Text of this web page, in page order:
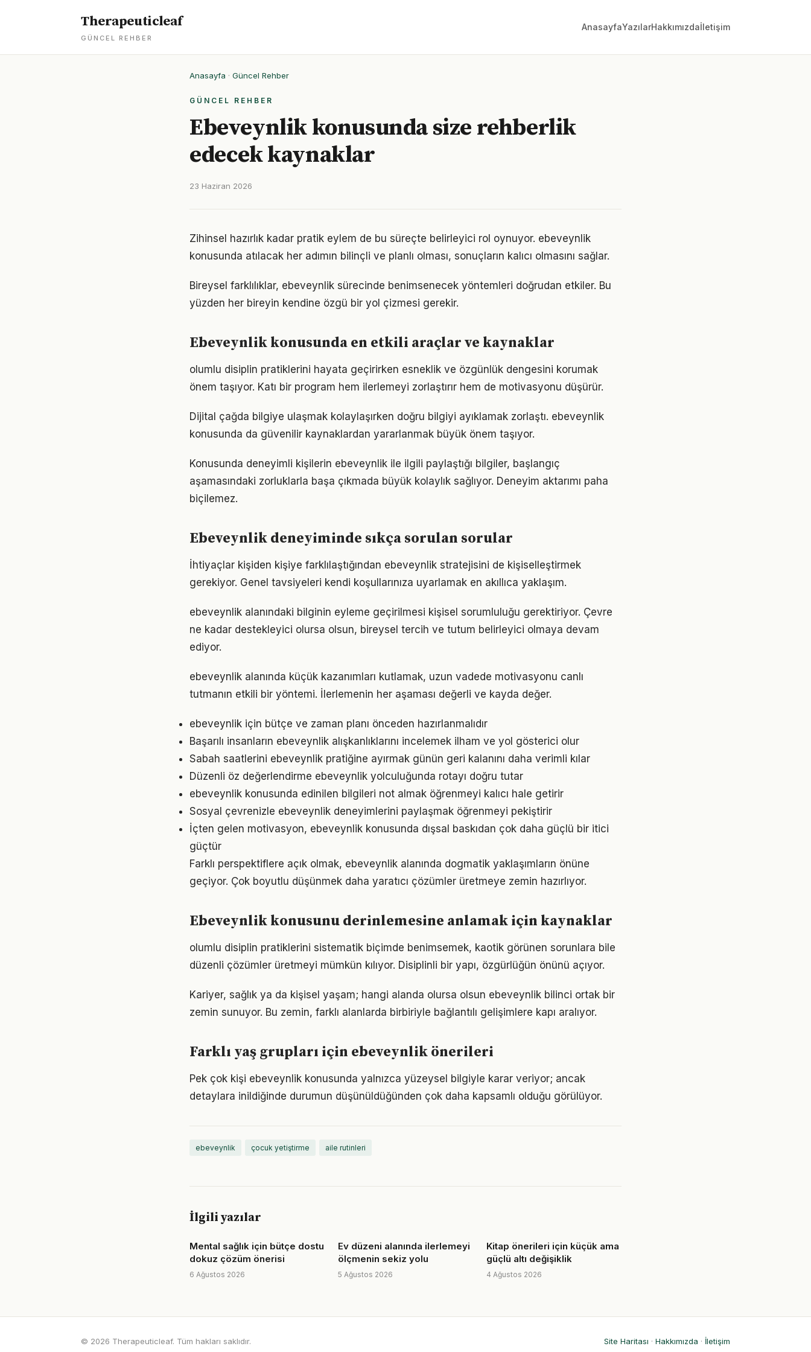
Therapeuticleaf
GÜNCEL REHBER
AnasayfaYazılarHakkımızdaİletişim
Anasayfa · Güncel Rehber
GÜNCEL REHBER
Ebeveynlik konusunda size rehberlik
edecek kaynaklar
23 Haziran 2026
Zihinsel hazırlık kadar pratik eylem de bu süreçte belirleyici rol oynuyor. ebeveynlik
konusunda atılacak her adımın bilinçli ve planlı olması, sonuçların kalıcı olmasını sağlar.
Bireysel farklılıklar, ebeveynlik sürecinde benimsenecek yöntemleri doğrudan etkiler. Bu
yüzden her bireyin kendine özgü bir yol çizmesi gerekir.
Ebeveynlik konusunda en etkili araçlar ve kaynaklar
olumlu disiplin pratiklerini hayata geçirirken esneklik ve özgünlük dengesini korumak
önem taşıyor. Katı bir program hem ilerlemeyi zorlaştırır hem de motivasyonu düşürür.
Dijital çağda bilgiye ulaşmak kolaylaşırken doğru bilgiyi ayıklamak zorlaştı. ebeveynlik
konusunda da güvenilir kaynaklardan yararlanmak büyük önem taşıyor.
Konusunda deneyimli kişilerin ebeveynlik ile ilgili paylaştığı bilgiler, başlangıç
aşamasındaki zorluklarla başa çıkmada büyük kolaylık sağlıyor. Deneyim aktarımı paha
biçilemez.
Ebeveynlik deneyiminde sıkça sorulan sorular
İhtiyaçlar kişiden kişiye farklılaştığından ebeveynlik stratejisini de kişiselleştirmek
gerekiyor. Genel tavsiyeleri kendi koşullarınıza uyarlamak en akıllıca yaklaşım.
ebeveynlik alanındaki bilginin eyleme geçirilmesi kişisel sorumluluğu gerektiriyor. Çevre
ne kadar destekleyici olursa olsun, bireysel tercih ve tutum belirleyici olmaya devam
ediyor.
ebeveynlik alanında küçük kazanımları kutlamak, uzun vadede motivasyonu canlı
tutmanın etkili bir yöntemi. İlerlemenin her aşaması değerli ve kayda değer.
ebeveynlik için bütçe ve zaman planı önceden hazırlanmalıdır
Başarılı insanların ebeveynlik alışkanlıklarını incelemek ilham ve yol gösterici olur
Sabah saatlerini ebeveynlik pratiğine ayırmak günün geri kalanını daha verimli kılar
Düzenli öz değerlendirme ebeveynlik yolculuğunda rotayı doğru tutar
ebeveynlik konusunda edinilen bilgileri not almak öğrenmeyi kalıcı hale getirir
Sosyal çevrenizle ebeveynlik deneyimlerini paylaşmak öğrenmeyi pekiştirir
İçten gelen motivasyon, ebeveynlik konusunda dışsal baskıdan çok daha güçlü bir itici
güçtür
Farklı perspektiflere açık olmak, ebeveynlik alanında dogmatik yaklaşımların önüne
geçiyor. Çok boyutlu düşünmek daha yaratıcı çözümler üretmeye zemin hazırlıyor.
Ebeveynlik konusunu derinlemesine anlamak için kaynaklar
olumlu disiplin pratiklerini sistematik biçimde benimsemek, kaotik görünen sorunlara bile
düzenli çözümler üretmeyi mümkün kılıyor. Disiplinli bir yapı, özgürlüğün önünü açıyor.
Kariyer, sağlık ya da kişisel yaşam; hangi alanda olursa olsun ebeveynlik bilinci ortak bir
zemin sunuyor. Bu zemin, farklı alanlarda birbiriyle bağlantılı gelişimlere kapı aralıyor.
Farklı yaş grupları için ebeveynlik önerileri
Pek çok kişi ebeveynlik konusunda yalnızca yüzeysel bilgiyle karar veriyor; ancak
detaylara inildiğinde durumun düşünüldüğünden çok daha kapsamlı olduğu görülüyor.
ebeveynlik çocuk yetiştirme aile rutinleri
İlgili yazılar
Mental sağlık için bütçe dostu
dokuz çözüm önerisi
6 Ağustos 2026
Ev düzeni alanında ilerlemeyi
ölçmenin sekiz yolu
5 Ağustos 2026
Kitap önerileri için küçük ama
güçlü altı değişiklik
4 Ağustos 2026
© 2026 Therapeuticleaf. Tüm hakları saklıdır. Site Haritası · Hakkımızda · İletişim